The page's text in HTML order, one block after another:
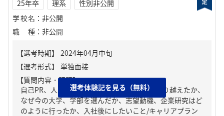
25年卒 理系
性別非公開
学校名 ： 非公開
職種 ： 非公開
【質問内容・課題】
自己PR、人生の中で大きな挫折経験。どう乗り越えたか、
なぜ今の大学、学部を選んだか、志望動機、企業研究はど
のように行ったか、入社後にしたいこと/キャリアプラン
選考体験記を見る（無料）